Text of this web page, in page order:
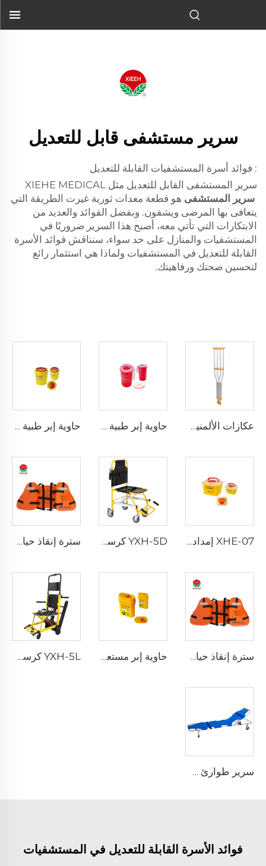
سرير مستشفى قابل للتعديل
: فوائد أسرة المستشفيات القابلة للتعديل
سرير المستشفى القابل للتعديل مثل XIEHE MEDICAL
سرير المستشفى هو قطعة معدات ثورية غيرت الطريقة التي
يتعافى بها المرضى ويشفون. وبفضل الفوائد والعديد من
الابتكارات التي تأتي معه، أصبح هذا السرير ضروريًا في
المستشفيات والمنازل على حد سواء، سنناقش فوائد الأسرة
القابلة للتعديل في المستشفيات ولماذا هي استثمار رائع
لتحسين صحتك ورفاهيتك.
عكازات الألمنيوم XHE-10 حاوية إبر طبية مقاومة للثقب XHE-08 حاوية إبر طبية دائرية XHE-08
XHE-07 إمدادات طبية حاوية بلاستيكية للأدوات الحادة YXH-5D كرسي كهربائي صاعد الدرج من نوع Xiehe سترة إنقاذ حياة ثلاث قطع للبالغين للاستخدام اليومي
سترة إنقاذ حياة ثلاث قطع للبالغين للاستخدام اليومي حاوية إبر مستعملة قابلة لإعادة الاستخدام للمستشفى XHE-06 YXH-5L كرسي كهربائي صاعد الدرج من نوع Xiehe
سرير طوارئ طيّ قابل للطي خفيف الوزن YXH-1A3
فوائد الأسرة القابلة للتعديل في المستشفيات